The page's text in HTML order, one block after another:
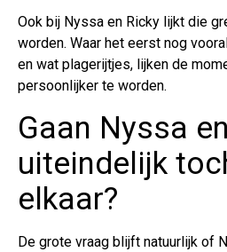
Ook bij Nyssa en Ricky lijkt die
worden. Waar het eerst nog
en wat plagerijtjes, lijken de
persoonlijker te worden.
Gaan Nyssa
uiteindelijk
elkaar?
De grote vraag blijft natuurlijk of